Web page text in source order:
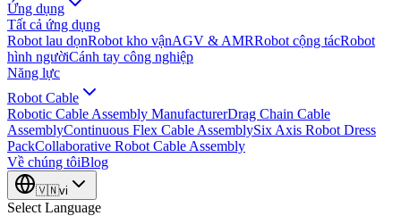
Ứng dụng
Tất cả ứng dụng
Robot lau dọnRobot kho vậnAGV & AMRRobot cộng tácRobot
hình ngườiCánh tay công nghiệp
Năng lực
Robot Cable
Robotic Cable Assembly ManufacturerDrag Chain Cable
AssemblyContinuous Flex Cable AssemblySix Axis Robot Dress
PackCollaborative Robot Cable Assembly
Về chúng tôiBlog
🇻🇳vi
Select Language